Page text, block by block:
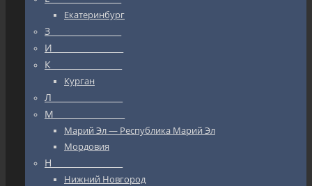
Екатеринбург
З_________________
И_________________
К_________________
Курган
Л_________________
М_________________
Марий Эл — Республика Марий Эл
Мордовия
Н_________________
Нижний Новгород